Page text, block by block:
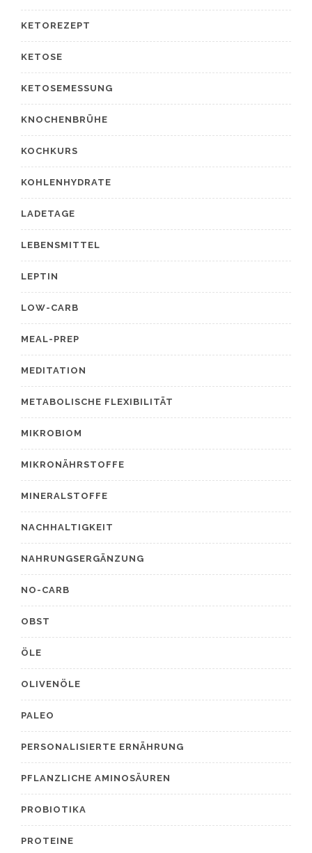
KETOREZEPT
KETOSE
KETOSEMESSUNG
KNOCHENBRÜHE
KOCHKURS
KOHLENHYDRATE
LADETAGE
LEBENSMITTEL
LEPTIN
LOW-CARB
MEAL-PREP
MEDITATION
METABOLISCHE FLEXIBILITÄT
MIKROBIOM
MIKRONÄHRSTOFFE
MINERALSTOFFE
NACHHALTIGKEIT
NAHRUNGSERGÄNZUNG
NO-CARB
OBST
ÖLE
OLIVENÖLE
PALEO
PERSONALISIERTE ERNÄHRUNG
PFLANZLICHE AMINOSÄUREN
PROBIOTIKA
PROTEINE